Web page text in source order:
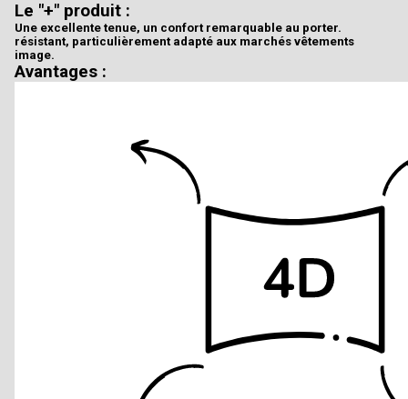
Le "+" produit :
Une excellente tenue, un confort remarquable au porter.
résistant, particulièrement adapté aux marchés vêtements
image.
Avantages :